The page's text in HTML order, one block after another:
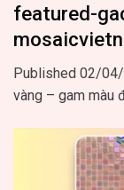
featured-
Published 02/
vàng – gam màu